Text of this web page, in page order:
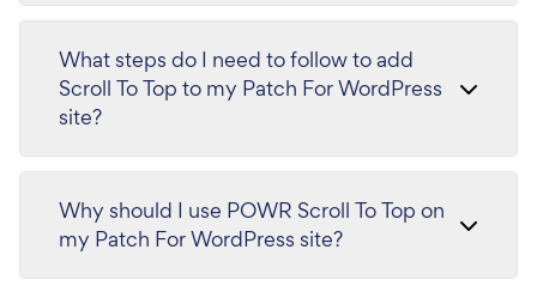
What steps do I need to follow to add
Scroll To Top to my Patch For WordPress
site?
Why should I use POWR Scroll To Top on
my Patch For WordPress site?